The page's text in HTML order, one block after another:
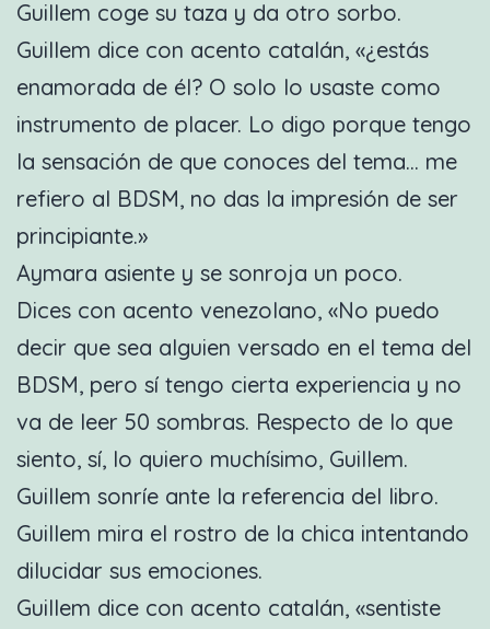
Guillem coge su taza y da otro sorbo.
Guillem dice con acento catalán, «¿estás
enamorada de él? O solo lo usaste como
instrumento de placer. Lo digo porque tengo
la sensación de que conoces del tema… me
refiero al BDSM, no das la impresión de ser
principiante.»
Aymara asiente y se sonroja un poco.
Dices con acento venezolano, «No puedo
decir que sea alguien versado en el tema del
BDSM, pero sí tengo cierta experiencia y no
va de leer 50 sombras. Respecto de lo que
siento, sí, lo quiero muchísimo, Guillem.
Guillem sonríe ante la referencia del libro.
Guillem mira el rostro de la chica intentando
dilucidar sus emociones.
Guillem dice con acento catalán, «sentiste